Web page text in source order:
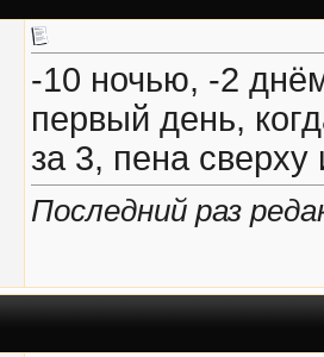
-10 ночью, -2
первый день,
за 3, пена
Последний раз